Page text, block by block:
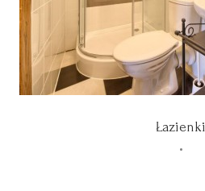
Łazienki
•